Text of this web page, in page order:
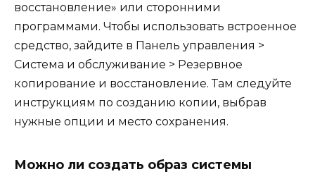
восстановление» или сторонними
программами. Чтобы использовать встроенное
средство, зайдите в Панель управления >
Система и обслуживание > Резервное
копирование и восстановление. Там следуйте
инструкциям по созданию копии, выбрав
нужные опции и место сохранения.
Можно ли создать образ системы